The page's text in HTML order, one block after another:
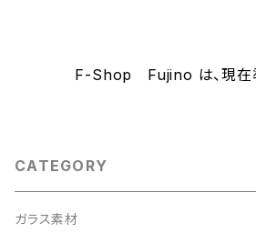
F-Shop Fujino は、現在
CATEGORY
ガラス素材